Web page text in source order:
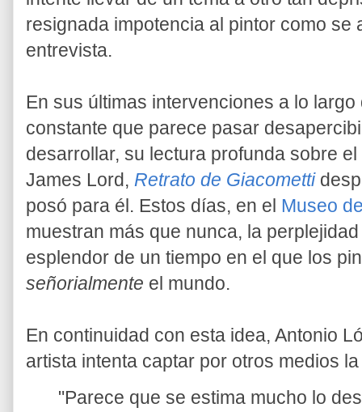
resignada impotencia al pintor como
entrevista.
En sus últimas intervenciones a lo
constante que parece pasar
desarrollar, su lectura profunda sobre
James Lord, Retrato de Giacometti
posó para él. Estos días, en el Museo
muestran más que nunca, la
esplendor de un tiempo en el que los
señorialmente el mundo.
En continuidad con esta idea, Antonio
artista intenta captar por otros medios
"Parece que se estima mucho lo